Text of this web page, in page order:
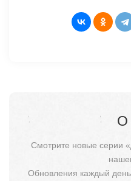
О
Смотрите новые серии
Обновления каждый